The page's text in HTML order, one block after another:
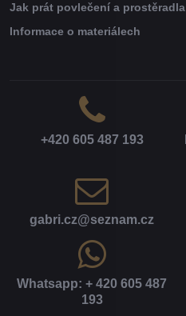
Jak prát povlečení a prostěradla
Informace o materiálech
+420 605 487 193
gabri​.cz​@seznam​.cz
Whatsapp: + 420 605 487
193